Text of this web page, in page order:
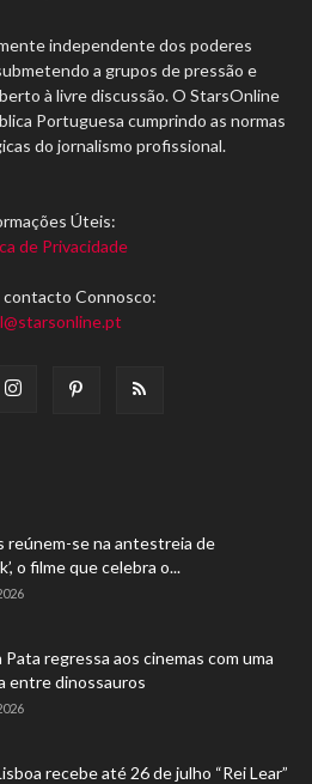
independente dos poderes
a grupos de pressão e
à livre discussão. O StarsOnline
Portuguesa cumprindo as normas
do jornalismo profissional.
Úteis:
de Privacidade
contacto Connosco:
reúnem-se na antestreia de
o filme que celebra o...
Pata regressa aos cinemas com uma
entre dinossauros
recebe até 26 de julho “Rei Lear”